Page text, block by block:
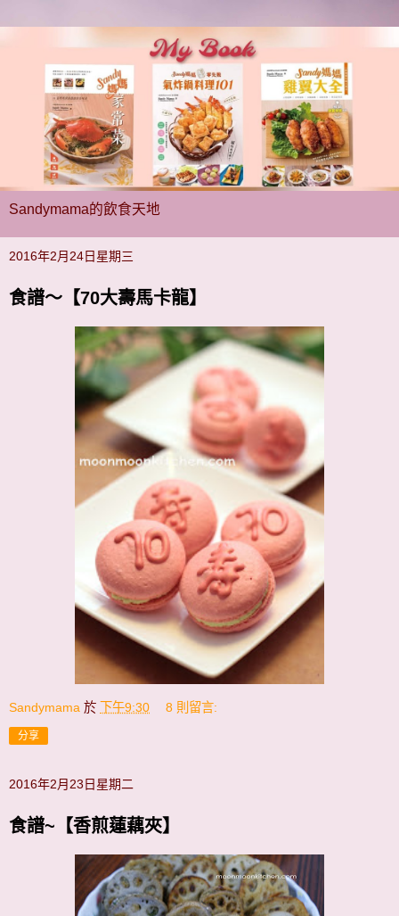
Sandymama的飲食天地
2016年2月24日星期三
食譜～【70大壽馬卡龍】
Sandymama 於 下午9:30 8 則留言:
分享
2016年2月23日星期二
食譜~【香煎蓮藕夾】